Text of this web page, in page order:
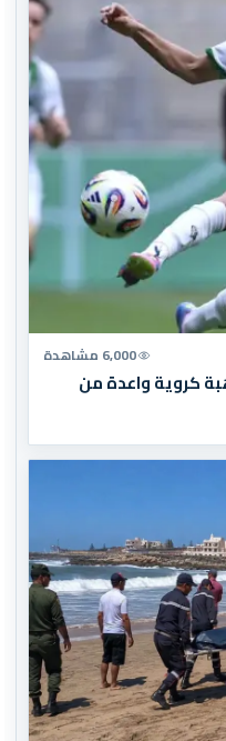
6,000 مشاهدة
كروية واعدة من